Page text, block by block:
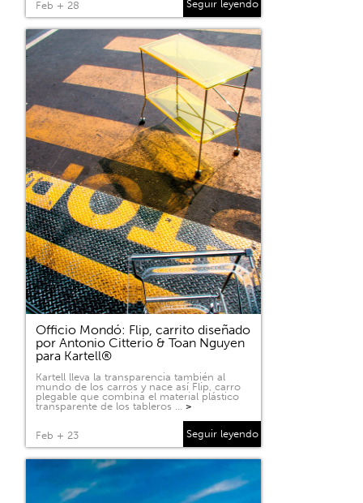
Feb + 28 Seguir leyendo
Officio Mondó: Flip, carrito diseñado
por Antonio Citterio & Toan Nguyen
para Kartell®
Kartell lleva la transparencia también al
mundo de los carros y nace así Flip, carro
plegable que combina el material plástico
transparente de los tableros … >
Feb + 23 Seguir leyendo